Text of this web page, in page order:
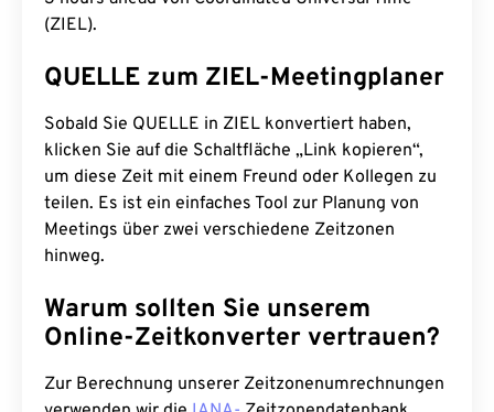
(ZIEL).
QUELLE zum ZIEL-Meetingplaner
Sobald Sie QUELLE in ZIEL konvertiert haben,
klicken Sie auf die Schaltfläche „Link kopieren“,
um diese Zeit mit einem Freund oder Kollegen zu
teilen. Es ist ein einfaches Tool zur Planung von
Meetings über zwei verschiedene Zeitzonen
hinweg.
Warum sollten Sie unserem
Online-Zeitkonverter vertrauen?
Zur Berechnung unserer Zeitzonenumrechnungen